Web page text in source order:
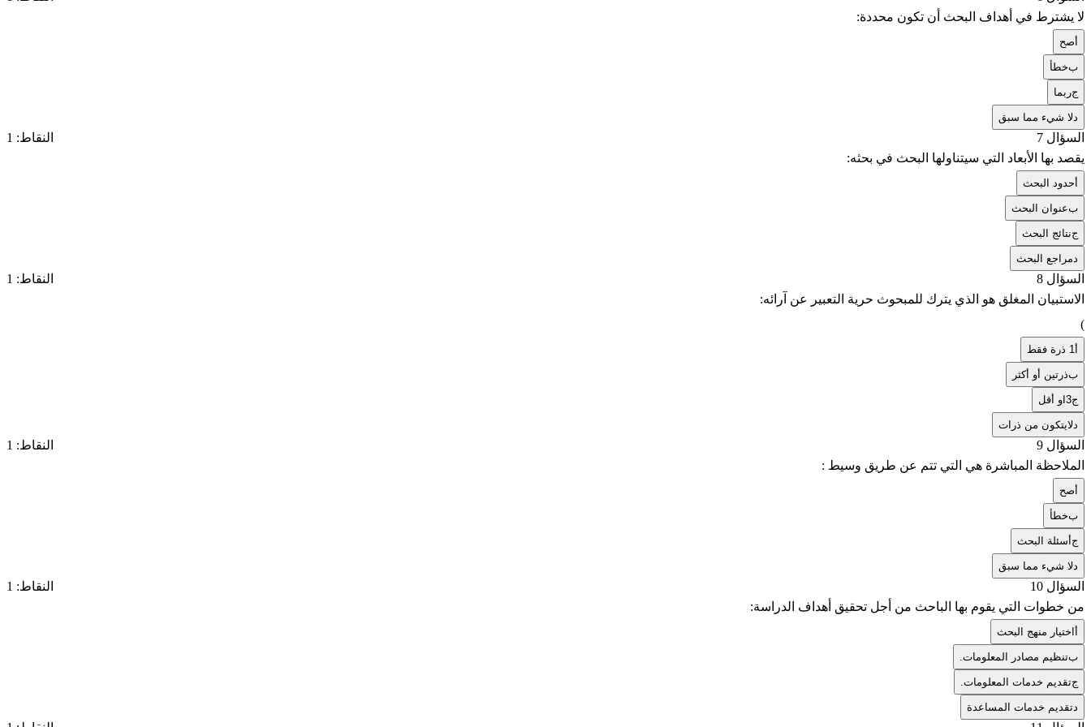
لا يشترط في أهداف البحث أن تكون محددة:
أصح
بخطأ
جربما
د لا شيء مما سبق
السؤال 7
النقاط: 1
يقصد بها الأبعاد التي سيتناولها البحث في بحثه:
أحدود البحث
بعنوان البحث
جنتائج البحث
د مراجع البحث
السؤال 8
النقاط: 1
الاستبيان المغلق هو الذي يترك للمبحوث حرية التعبير عن آرائه:
(
أ1 ذرة فقط
بذرتين أو أكثر
ج3او أقل
د لايتكون من ذرات
السؤال 9
النقاط: 1
الملاحظة المباشرة هي التي تتم عن طريق وسيط :
أصح
بخطأ
ج أسئلة البحث
د لا شيء مما سبق
السؤال 10
النقاط: 1
من خطوات التي يقوم بها الباحث من أجل تحقيق أهداف الدراسة:
أاختيار منهج البحث
بتنظيم مصادر المعلومات.
جتقديم خدمات المعلومات.
دتقديم خدمات المساعدة